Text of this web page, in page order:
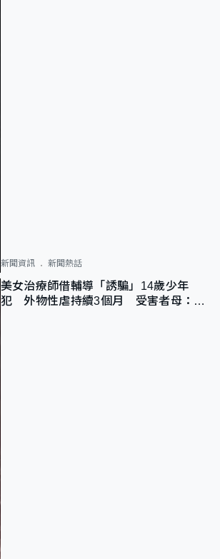
新聞資訊 新聞熱話
美女治療師借輔導「誘騙」14歲少年
犯 外物性虐持續3個月 受害者母：要